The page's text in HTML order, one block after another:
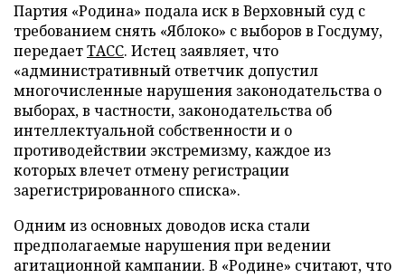
Партия «Родина» подала иск в Верховный суд с
требованием снять «Яблоко» с выборов в Госдуму,
передаетТАСС. Истец заявляет, что
«административный ответчик допустил
многочисленные нарушения законодательства о
выборах, в частности, законодательства об
интеллектуальной собственности и о
противодействии экстремизму, каждое из
которых влечет отмену регистрации
зарегистрированного списка».
Одним из основных доводов иска стали
предполагаемые нарушения при ведении
агитационной кампании. В «Родине» считают, что